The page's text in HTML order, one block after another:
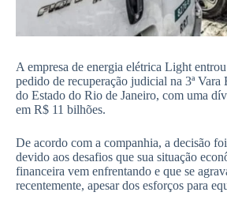
A empresa de energia elétrica Light
pedido de recuperação judicial na 3ª Vara
do Estado do Rio de Janeiro, com uma
em R$ 11 bilhões.
De acordo com a companhia, a decisão
devido aos desafios que sua situação
financeira vem enfrentando e que se
recentemente, apesar dos esforços para